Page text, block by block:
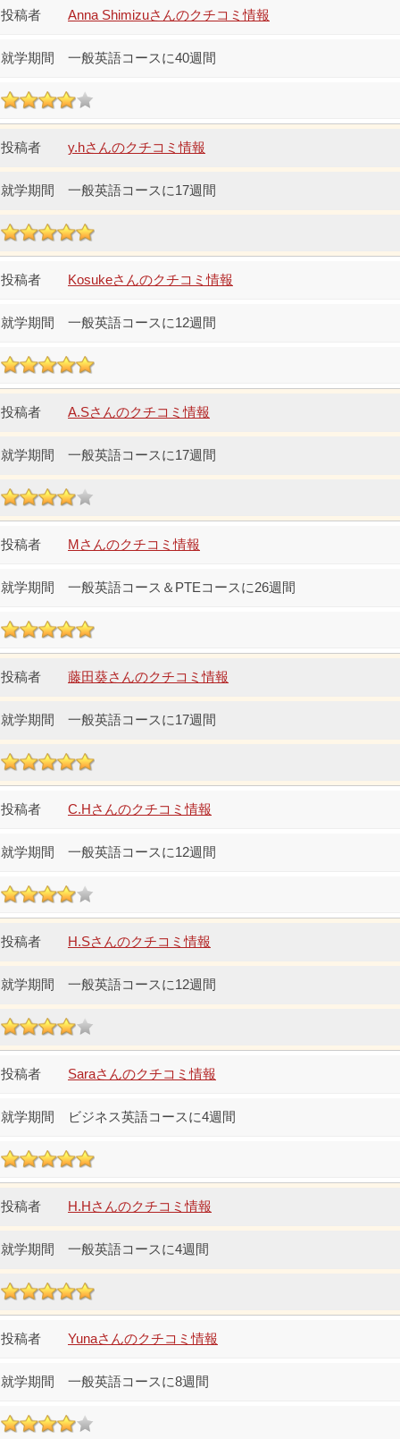
Anna Shimizuさんのクチコミ情報
一般英語コースに40週間
y.hさんのクチコミ情報
一般英語コースに17週間
Kosukeさんのクチコミ情報
一般英語コースに12週間
A.Sさんのクチコミ情報
一般英語コースに17週間
Mさんのクチコミ情報
一般英語コース＆PTEコースに26週間
藤田葵さんのクチコミ情報
一般英語コースに17週間
C.Hさんのクチコミ情報
一般英語コースに12週間
H.Sさんのクチコミ情報
一般英語コースに12週間
Saraさんのクチコミ情報
ビジネス英語コースに4週間
H.Hさんのクチコミ情報
一般英語コースに4週間
Yunaさんのクチコミ情報
一般英語コースに8週間